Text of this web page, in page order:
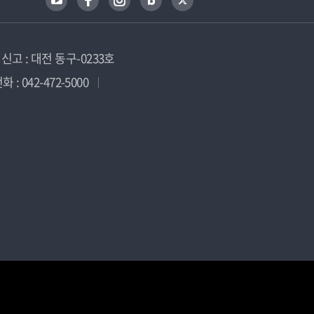
고 : 대전 동구-0233호
: 042-472-5000